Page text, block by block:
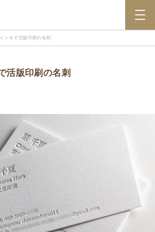
ンキで活版印刷の名刺
活版印刷の名刺